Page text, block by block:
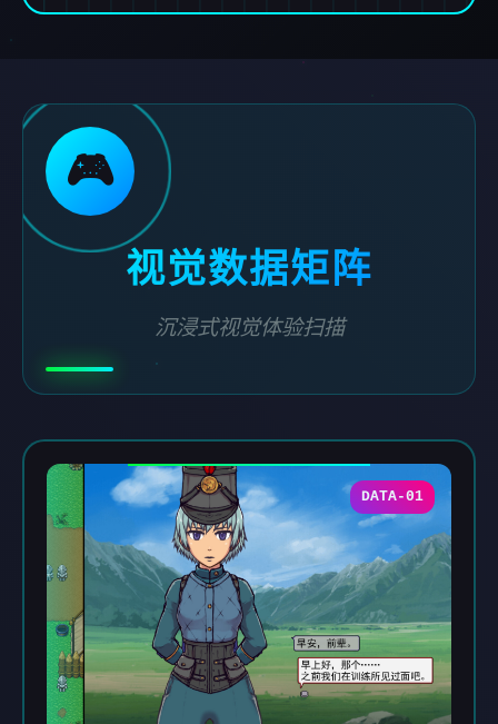
🎮
视觉数据矩阵
沉浸式视觉体验扫描
DATA-01